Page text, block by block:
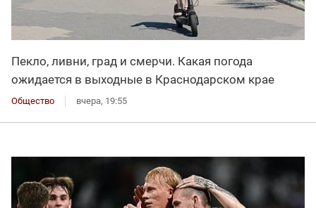
Пекло, ливни, град и смерчи. Какая погода
ожидается в выходные в Краснодарском крае
Общество вчера, 19:55